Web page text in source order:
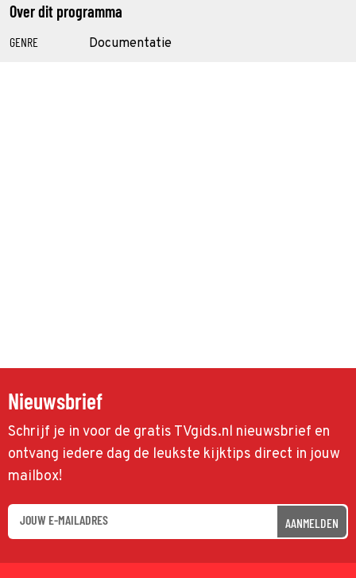
Over dit programma
GENRE Documentatie
Nieuwsbrief
Schrijf je in voor de gratis TVgids.nl nieuwsbrief en
ontvang iedere dag de leukste kijktips direct in jouw
mailbox!
AANMELDEN